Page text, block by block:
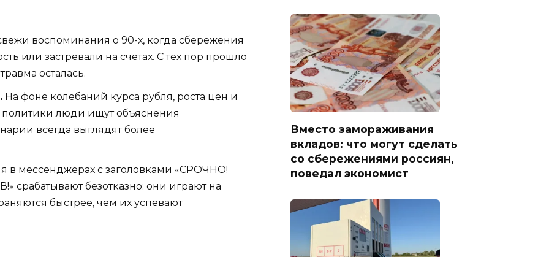
воспоминания о 90-х, когда сбережения
или застревали на счетах. С тех пор прошло
осталась.
На фоне колебаний курса рубля, роста цен и
люди ищут объяснения
всегда выглядят более
в мессенджерах с заголовками «СРОЧНО!
безотказно: они играют на
быстрее, чем их успевают
Вместо замораживания
вкладов: что могут сделать
со сбережениями россиян,
поведал экономист